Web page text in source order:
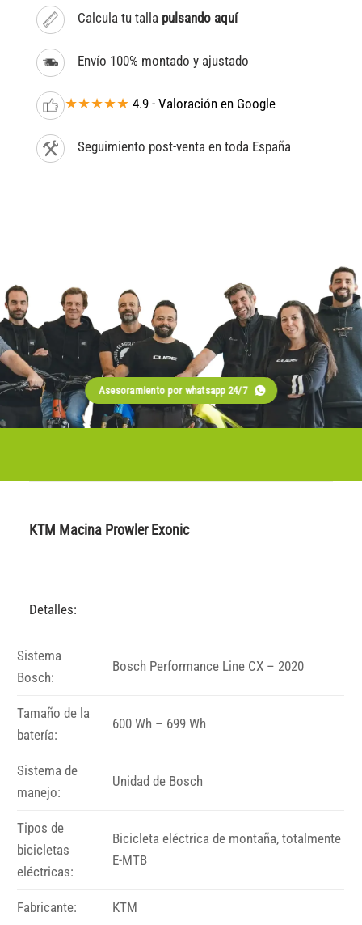
Calcula tu talla pulsando aquí
Envío 100% montado y ajustado
★★★★★ 4.9 - Valoración en Google
Seguimiento post-venta en toda España
Asesoramiento por whatsapp 24/7
KTM Macina Prowler Exonic
Detalles:
Sistema
Bosch:
Bosch Performance Line CX – 2020
Tamaño de la
batería:
600 Wh – 699 Wh
Sistema de
manejo:
Unidad de Bosch
Tipos de
bicicletas
eléctricas:
Bicicleta eléctrica de montaña, totalmente
E-MTB
Fabricante: KTM